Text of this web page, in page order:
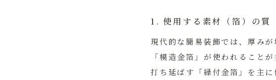
1. 使用する素材（箔）の質
現代的な簡易装飾では、厚み
「模造金箔」が使われること
打ち延ばす 「縁付金箔」 を主